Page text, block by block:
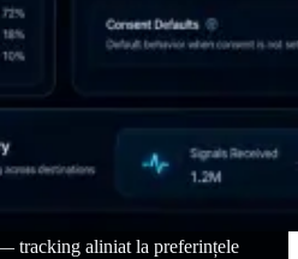
tracking aliniat la preferințele